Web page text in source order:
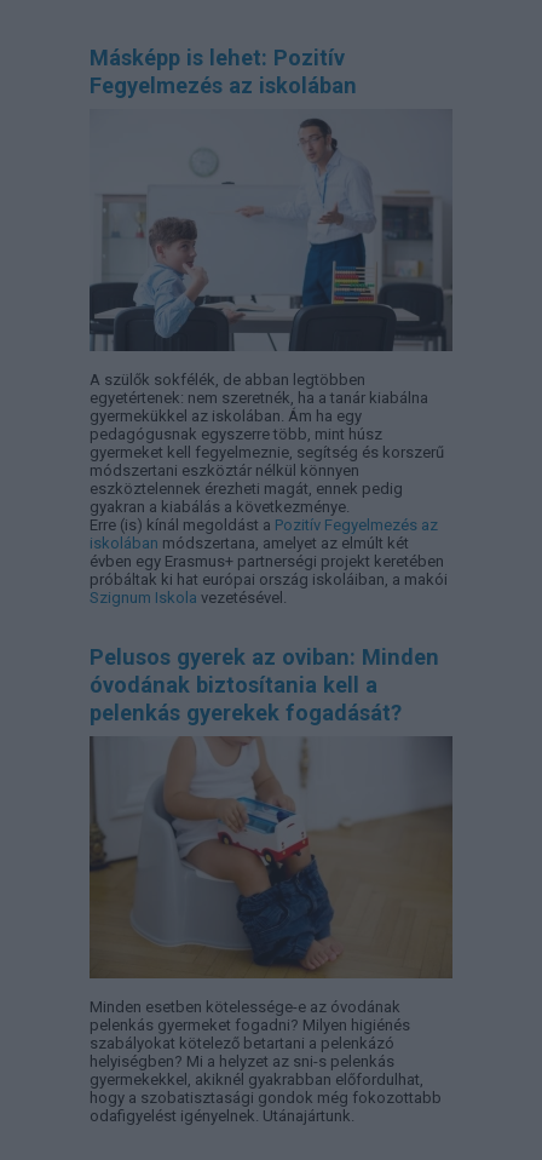
Másképp is lehet: Pozitív
Fegyelmezés az iskolában
A szülők sokfélék, de abban legtöbben
egyetértenek: nem szeretnék, ha a tanár kiabálna
gyermekükkel az iskolában. Ám ha egy
pedagógusnak egyszerre több, mint húsz
gyermeket kell fegyelmeznie, segítség és korszerű
módszertani eszköztár nélkül könnyen
eszköztelennek érezheti magát, ennek pedig
gyakran a kiabálás a következménye.
Erre (is) kínál megoldást a Pozitív Fegyelmezés az
iskolában módszertana, amelyet az elmúlt két
évben egy Erasmus+ partnerségi projekt keretében
próbáltak ki hat európai ország iskoláiban, a makói
Szignum Iskola vezetésével.
Pelusos gyerek az oviban: Minden
óvodának biztosítania kell a
pelenkás gyerekek fogadását?
Minden esetben kötelessége-e az óvodának
pelenkás gyermeket fogadni? Milyen higiénés
szabályokat kötelező betartani a pelenkázó
helyiségben? Mi a helyzet az sni-s pelenkás
gyermekekkel, akiknél gyakrabban előfordulhat,
hogy a szobatisztasági gondok még fokozottabb
odafigyelést igényelnek. Utánajártunk.